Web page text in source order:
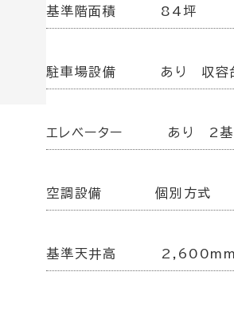
基準階面積 84坪
駐車場設備 あり 収容
エレベーター あり 2基
空調設備 個別方式
基準天井高